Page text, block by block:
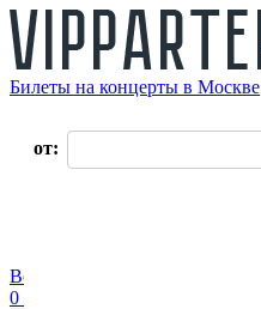
Билеты на концерты в Москве
О нас
Доставка
Войти
0 руб.
от: